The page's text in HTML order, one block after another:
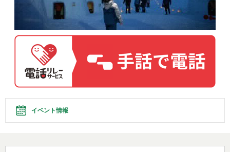
イベント情報